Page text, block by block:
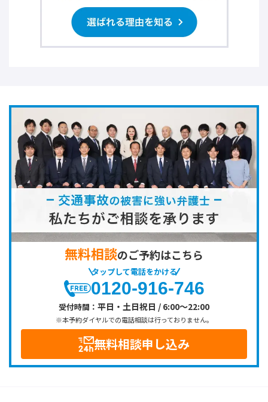
無料相談のご予約はこちら
タップして電話をかける
0120-916-746
受付時間： 平日・土日祝日 / 6:00～22:00
※本予約ダイヤルでの電話相談は行っておりません。
無料相談申し込み